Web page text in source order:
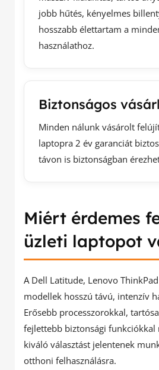
jobb hűtés, kényelmes
hosszabb élettartam a
használathoz.
Biztonságos
Minden nálunk vásárolt
laptopra 2 év garanciát
távon is biztonságban
Miért érdemes
üzleti laptopot
A Dell Latitude, Lenovo
modellek hosszú távú, intenzív
Erősebb processzorokkal,
fejlettebb biztonsági funkciókkal
kiváló választást jelentenek
otthoni felhasználásra.